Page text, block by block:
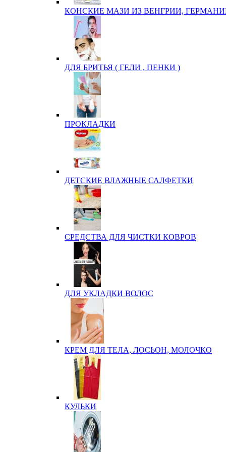
КОНСКИЕ МАЗИ ИЗ ВЕНГРИИ,
ДЛЯ БРИТЬЯ ( ГЕЛИ , ПЕНКИ )
ПРОКЛАДКИ
ДЕТСКИЕ ВЛАЖНЫЕ САЛФЕТКИ
СРЕДСТВА ДЛЯ ЧИСТКИ КОВРОВ
ДЛЯ УКЛАДКИ ВОЛОС
КРЕМ ДЛЯ ТЕЛА, ЛОСЬОН, МОЛОЧКО
КУЛЬКИ